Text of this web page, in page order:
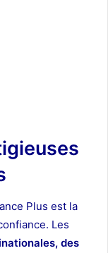
Plus est la
Les
des